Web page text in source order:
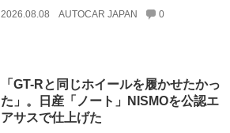
2026.08.08 AUTOCAR JAPAN 0
「GT-Rと同じホイールを履かせたかっ
た」。日産「ノート」NISMOを公認エ
アサスで仕上げた